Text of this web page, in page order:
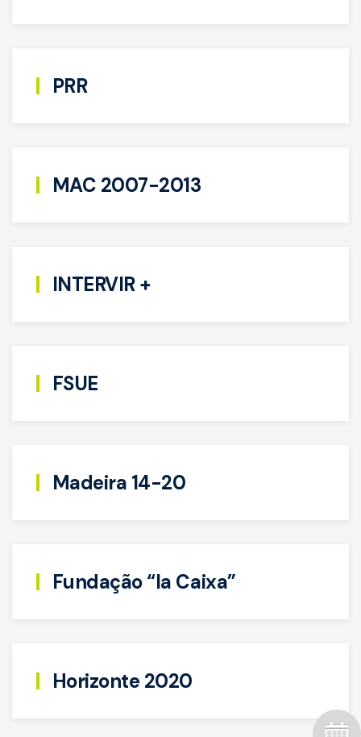
PRR
MAC 2007-2013
INTERVIR +
FSUE
Madeira 14-20
Fundação “la Caixa”
Horizonte 2020